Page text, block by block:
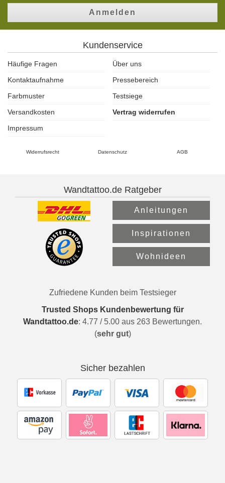
Anmelden
Kundenservice
Häufige Fragen
Über uns
Kontaktaufnahme
Pressebereich
Farbmuster
Testsiege
Versandkosten
Vertrag widerrufen
Impressum
Widerrufsrecht Datenschutz AGB
Wandtattoo.de Ratgeber
Anleitungen
Inspirationen
Wohnideen
Zufriedene Kunden beim Testsieger
Trusted Shops Kundenbewertung für
Wandtattoo.de: 4.77 / 5.00 aus 263 Bewertungen.
(sehr gut)
Sicher bezahlen